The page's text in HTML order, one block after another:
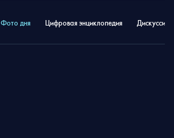
Фото дня Цифровая энциклопедия